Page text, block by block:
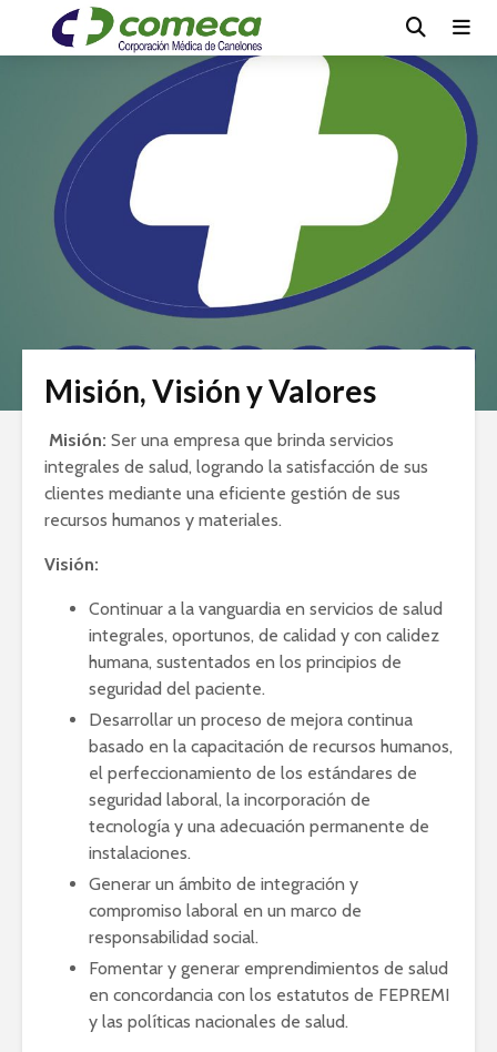
Misión, Visión y Valores
Misión: Ser una empresa que brinda servicios
integrales de salud, logrando la satisfacción de sus
clientes mediante una eficiente gestión de sus
recursos humanos y materiales.
Visión:
Continuar a la vanguardia en servicios de salud
integrales, oportunos, de calidad y con calidez
humana, sustentados en los principios de
seguridad del paciente.
Desarrollar un proceso de mejora continua
basado en la capacitación de recursos humanos,
el perfeccionamiento de los estándares de
seguridad laboral, la incorporación de
tecnología y una adecuación permanente de
instalaciones.
Generar un ámbito de integración y
compromiso laboral en un marco de
responsabilidad social.
Fomentar y generar emprendimientos de salud
en concordancia con los estatutos de FEPREMI
y las políticas nacionales de salud.